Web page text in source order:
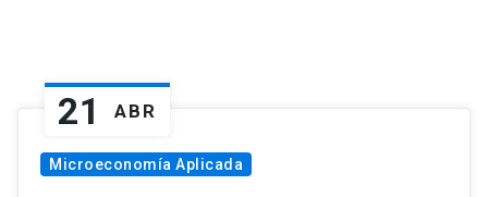
21 ABR
Microeconomía Aplicada